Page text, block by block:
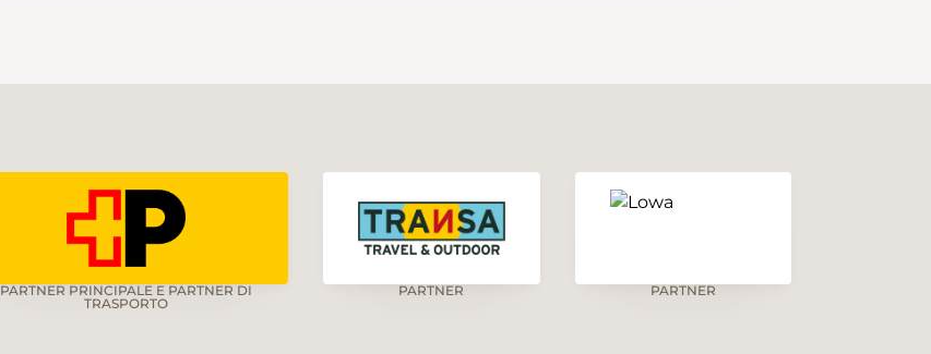
PARTNER PRINCIPALE E PARTNER DI
TRASPORTO
PARTNER PARTNER